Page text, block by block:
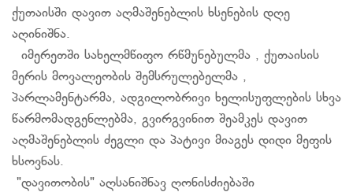
ქუთაისში დავით აღმაშენებლის ხსენების დღე
აღინიშნა.
იმერეთში სახელმწიფო რწმუნებულმა , ქუთაისის
მერის მოვალეობის შემსრულებელმა ,
პარლამენტარმა, ადგილობრივი ხელისუფლების სხვა
წარმომადგენლებმა, გვირგვინით შეამკეს დავით
აღმაშენებლის ძეგლი და პატივი მიაგეს დიდი მეფის
ხსოვნას.
"დავითობის" აღსანიშნავ ღონისძიებაში